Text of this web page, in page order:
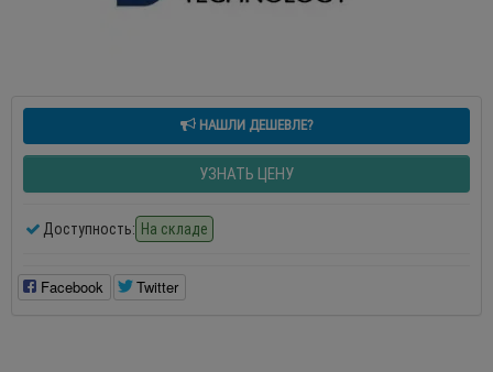
НАШЛИ ДЕШЕВЛЕ?
УЗНАТЬ ЦЕНУ
Доступность: На складе
Facebook Twitter